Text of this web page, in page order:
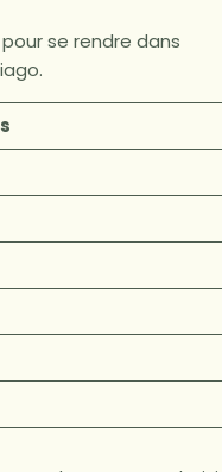
se rendre dans